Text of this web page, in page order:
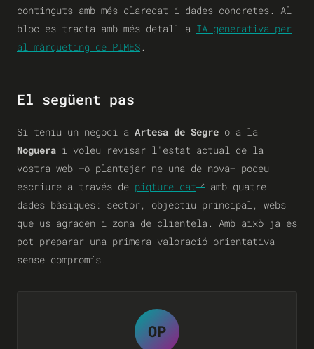
continguts amb més claredat i dades concretes. Al
bloc es tracta amb més detall a IA generativa per
al màrqueting de PIMES.
El següent pas
Si teniu un negoci a Artesa de Segre o a la
Noguera i voleu revisar l'estat actual de la
vostra web —o plantejar-ne una de nova— podeu
escriure a través de piqture.cat
amb quatre
dades bàsiques: sector, objectiu principal, webs
que us agraden i zona de clientela. Amb això ja es
pot preparar una primera valoració orientativa
sense compromís.
OP